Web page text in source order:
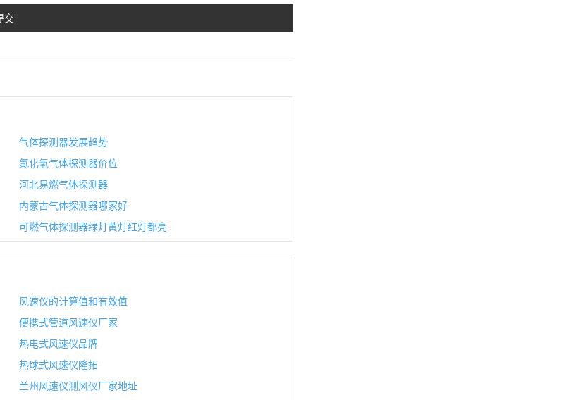
气体探测器发展趋势
氯化氢气体探测器价位
河北易燃气体探测器
内蒙古气体探测器哪家好
可燃气体探测器绿灯黄灯红灯都亮
风速仪的计算值和有效值
便携式管道风速仪厂家
热电式风速仪品牌
热球式风速仪隆拓
兰州风速仪测风仪厂家地址